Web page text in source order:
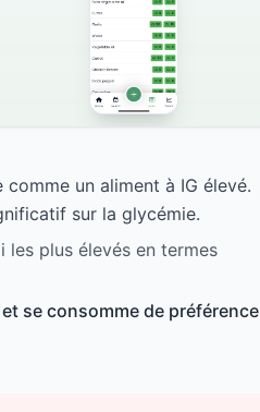
un aliment à IG élevé.
sur la glycémie.
les plus élevés en termes
se consomme de préférence